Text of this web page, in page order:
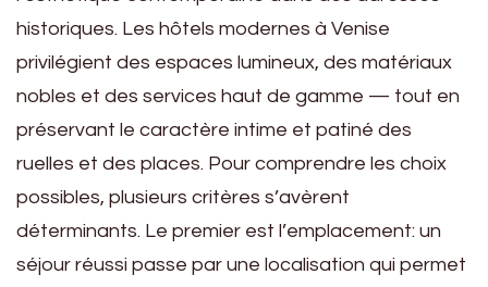
historiques. Les hôtels modernes à Venise
privilégient des espaces lumineux, des matériaux
nobles et des services haut de gamme — tout en
préservant le caractère intime et patiné des
ruelles et des places. Pour comprendre les choix
possibles, plusieurs critères s’avèrent
déterminants. Le premier est l’emplacement: un
séjour réussi passe par une localisation qui permet